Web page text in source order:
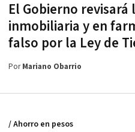
El Gobierno
inmobiliaria y en
falso por la Ley de
PorMariano Obarrio
/ Ahorro en pesos